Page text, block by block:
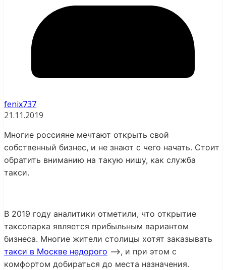
fenix737
21.11.2019
Многие россияне мечтают открыть свой
собственный бизнес, и не знают с чего начать. Стоит
обратить вниманию на такую нишу, как служба
такси.
В 2019 году аналитики отметили, что открытие
таксопарка является прибыльным вариантом
бизнеса. Многие жители столицы хотят заказывать
такси в Москве недорого —>, и при этом с
комфортом добираться до места назначения.